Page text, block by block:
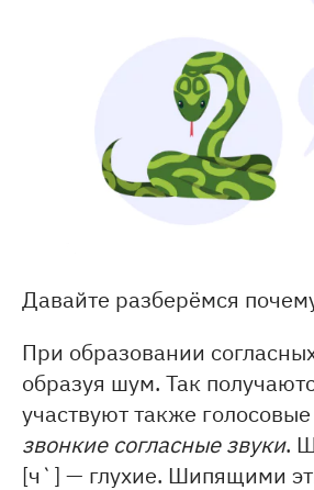
Давайте разберёмся
При образовании
образуя шум. Так
участвуют также
звонкие согласные звуки.
[ч`] — глухие. Шипящими